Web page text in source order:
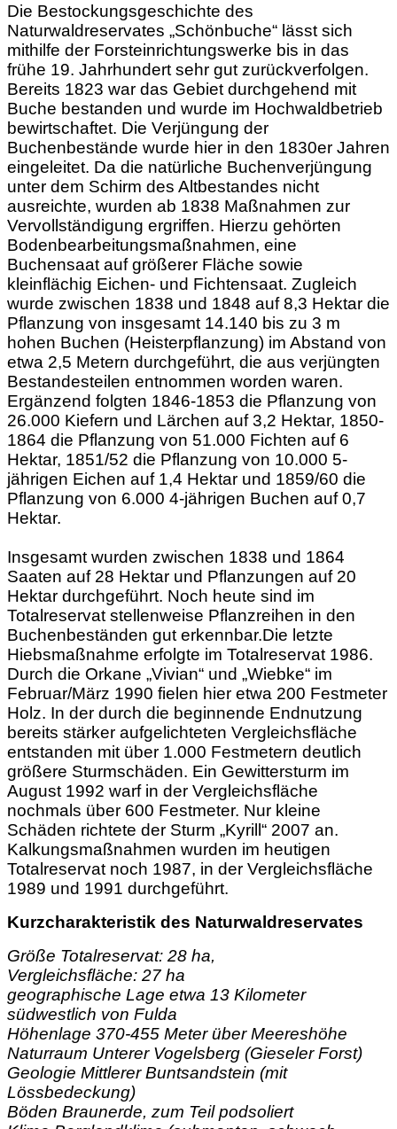
Die Bestockungsgeschichte des
Naturwaldreservates „Schönbuche“ lässt sich
mithilfe der Forsteinrichtungswerke bis in das
frühe 19. Jahrhundert sehr gut zurückverfolgen.
Bereits 1823 war das Gebiet durchgehend mit
Buche bestanden und wurde im Hochwaldbetrieb
bewirtschaftet. Die Verjüngung der
Buchenbestände wurde hier in den 1830er Jahren
eingeleitet. Da die natürliche Buchenverjüngung
unter dem Schirm des Altbestandes nicht
ausreichte, wurden ab 1838 Maßnahmen zur
Vervollständigung ergriffen. Hierzu gehörten
Bodenbearbeitungsmaßnahmen, eine
Buchensaat auf größerer Fläche sowie
kleinflächig Eichen- und Fichtensaat. Zugleich
wurde zwischen 1838 und 1848 auf 8,3 Hektar die
Pflanzung von insgesamt 14.140 bis zu 3 m
hohen Buchen (Heisterpflanzung) im Abstand von
etwa 2,5 Metern durchgeführt, die aus verjüngten
Bestandesteilen entnommen worden waren.
Ergänzend folgten 1846-1853 die Pflanzung von
26.000 Kiefern und Lärchen auf 3,2 Hektar, 1850-
1864 die Pflanzung von 51.000 Fichten auf 6
Hektar, 1851/52 die Pflanzung von 10.000 5-
jährigen Eichen auf 1,4 Hektar und 1859/60 die
Pflanzung von 6.000 4-jährigen Buchen auf 0,7
Hektar.
Insgesamt wurden zwischen 1838 und 1864
Saaten auf 28 Hektar und Pflanzungen auf 20
Hektar durchgeführt. Noch heute sind im
Totalreservat stellenweise Pflanzreihen in den
Buchenbeständen gut erkennbar.Die letzte
Hiebsmaßnahme erfolgte im Totalreservat 1986.
Durch die Orkane „Vivian“ und „Wiebke“ im
Februar/März 1990 fielen hier etwa 200 Festmeter
Holz. In der durch die beginnende Endnutzung
bereits stärker aufgelichteten Vergleichsfläche
entstanden mit über 1.000 Festmetern deutlich
größere Sturmschäden. Ein Gewittersturm im
August 1992 warf in der Vergleichsfläche
nochmals über 600 Festmeter. Nur kleine
Schäden richtete der Sturm „Kyrill“ 2007 an.
Kalkungsmaßnahmen wurden im heutigen
Totalreservat noch 1987, in der Vergleichsfläche
1989 und 1991 durchgeführt.
Kurzcharakteristik des Naturwaldreservates
Größe Totalreservat: 28 ha,
Vergleichsfläche: 27 ha
geographische Lage etwa 13 Kilometer
südwestlich von Fulda
Höhenlage 370-455 Meter über Meereshöhe
Naturraum Unterer Vogelsberg (Gieseler Forst)
Geologie Mittlerer Buntsandstein (mit
Lössbedeckung)
Böden Braunerde, zum Teil podsoliert